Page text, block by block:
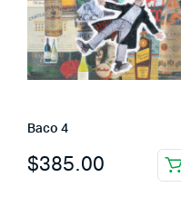
Baco 4
$385.00